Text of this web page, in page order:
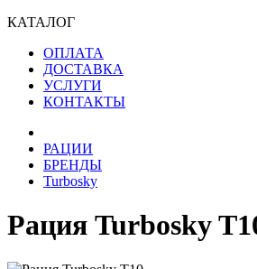
КАТАЛОГ
ОПЛАТА
ДОСТАВКА
УСЛУГИ
КОНТАКТЫ
РАЦИИ
БРЕНДЫ
Turbosky
Рация Turbosky